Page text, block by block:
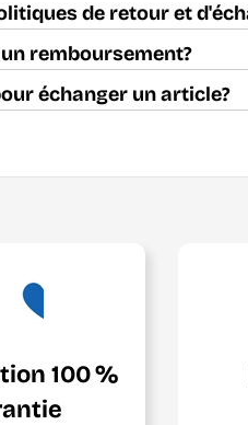
de retour et
remboursement?
échanger un article?
100 %